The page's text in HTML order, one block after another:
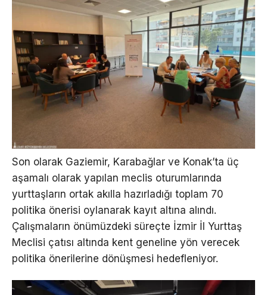
Son olarak Gaziemir, Karabağlar ve Konak’ta üç
aşamalı olarak yapılan meclis oturumlarında
yurttaşların ortak akılla hazırladığı toplam 70
politika önerisi oylanarak kayıt altına alındı.
Çalışmaların önümüzdeki süreçte İzmir İl Yurttaş
Meclisi çatısı altında kent geneline yön verecek
politika önerilerine dönüşmesi hedefleniyor.